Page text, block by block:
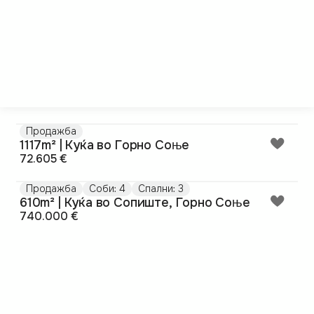
Продажба
1117m² | Куќа во Горно Соње
72.605 €
Продажба Соби: 4 Спални: 3
610m² | Куќа во Сопиште, Горно Соње
740.000 €